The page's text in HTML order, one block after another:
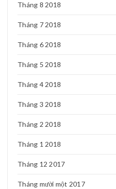
Tháng 8 2018
Tháng 7 2018
Tháng 6 2018
Tháng 5 2018
Tháng 4 2018
Tháng 3 2018
Tháng 2 2018
Tháng 1 2018
Tháng 12 2017
Tháng mười một 2017